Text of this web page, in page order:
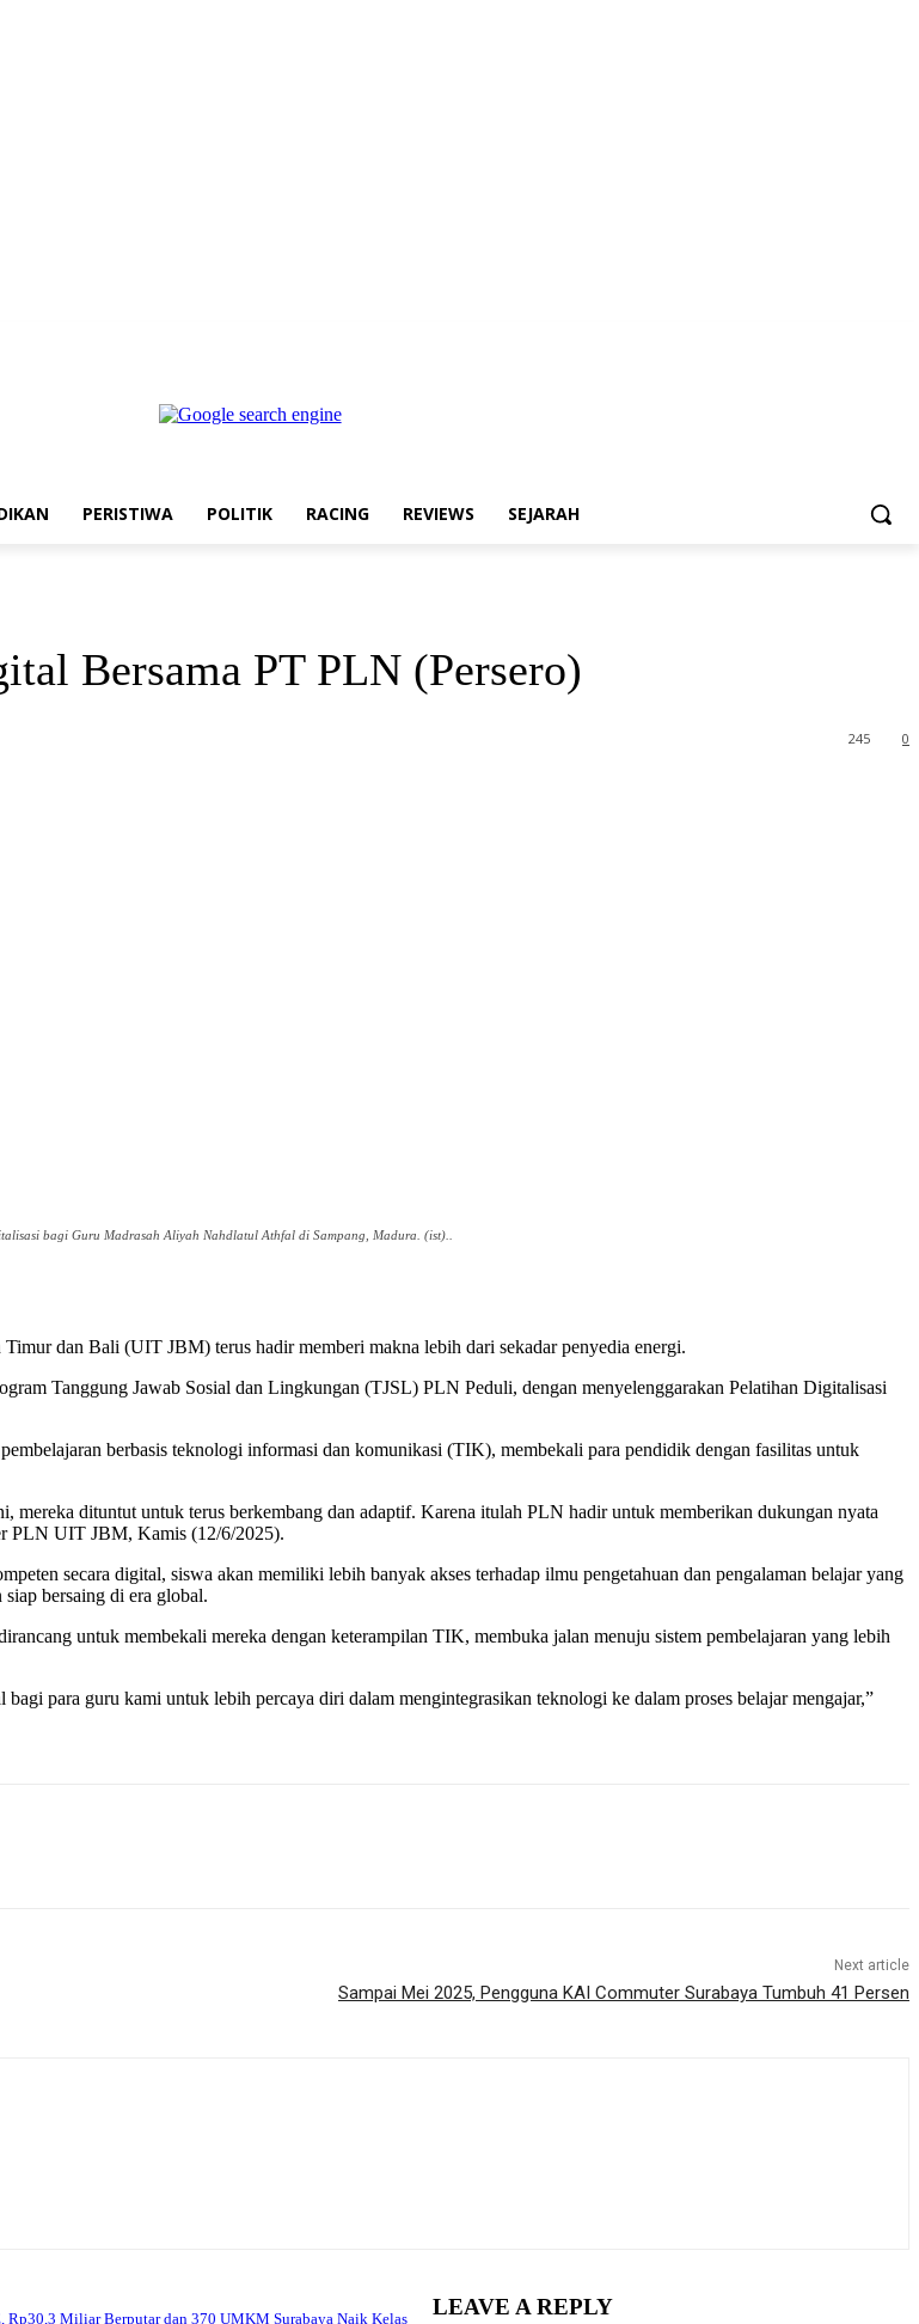
PERISTIWA POLITIK RACING REVIEWS SEJARAH
Bersama PT PLN (Persero)
0
245
bagi Guru Madrasah Aliyah Nahdlatul Athfal di Sampang, Madura. (ist)..
dan Bali (UIT JBM) terus hadir memberi makna lebih dari sekadar penyedia energi.
Tanggung Jawab Sosial dan Lingkungan (TJSL) PLN Peduli, dengan menyelenggarakan Pelatihan Digitalisasi
berbasis teknologi informasi dan komunikasi (TIK), membekali para pendidik dengan fasilitas untuk
mereka dituntut untuk terus berkembang dan adaptif. Karena itulah PLN hadir untuk memberikan dukungan nyata
PLN UIT JBM, Kamis (12/6/2025).
secara digital, siswa akan memiliki lebih banyak akses terhadap ilmu pengetahuan dan pengalaman belajar yang
bersaing di era global.
untuk membekali mereka dengan keterampilan TIK, membuka jalan menuju sistem pembelajaran yang lebih
para guru kami untuk lebih percaya diri dalam mengintegrasikan teknologi ke dalam proses belajar mengajar,”
Next article
Sampai Mei 2025, Pengguna KAI Commuter Surabaya Tumbuh 41 Persen
Rp30,3 Miliar Berputar dan 370 UMKM Surabaya Naik Kelas LEAVE A REPLY